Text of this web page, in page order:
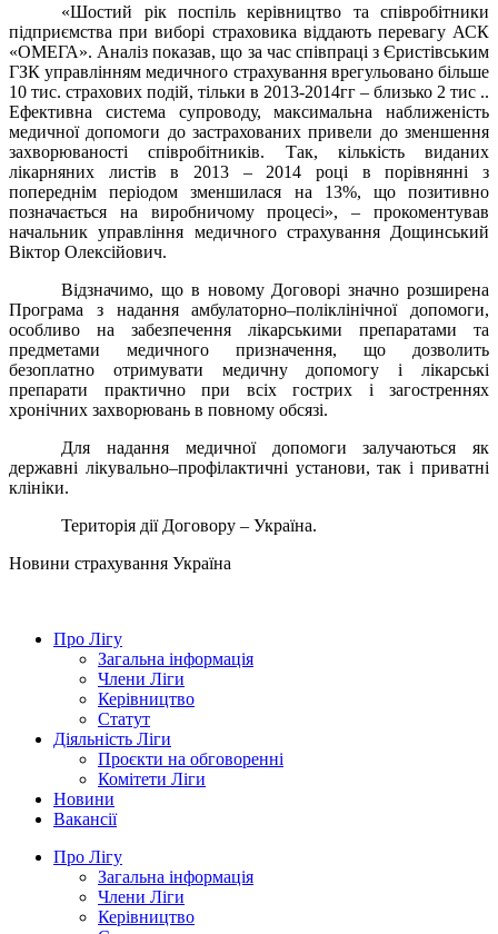
«Шостий рік поспіль керівництво та
співробітники
підприємства при виборі страховика віддають перевагу АСК
«ОМЕГА». Аналіз показав,що за час співпраці з Єристівським
ГЗК управлінням медичного страхування врегульовано більше
10 тис. страхових подій, тільки в 2013-2014гг – близько 2 тис ..
Ефективна
система супроводу,максимальна
наближеність
медичної допомоги до застрахованих привели до зменшення
захворюваності
співробітників. Так, кількість виданих
лікарняних листів
в 2013 – 2014
році в порівнянні з
попереднім
періодом зменшилася на 13%, що
позитивно
позначається
на виробничому процесі»,–
прокоментував
начальник управління медичного страхування
Дощинський
Віктор Олексійович.
Відзначимо,що в новому Договорі значно розширена
Програма
з надання амбулаторно–поліклінічної допомоги,
особливо
на забезпечення лікарськими препаратами
та
предметами
медичного призначення, що
дозволить
безоплатно
отримувати медичну допомогу і
лікарські
препарати
практично при всіх гострих
і загостреннях
хронічних захворювань в повному обсязі.
Для
надання медичної допомоги залучаються
як
державні лікувально–профілактичні установи,так і приватні
клініки.
Територія дії Договору – Україна.
Новини страхування Україна
Про Лігу
Загальна інформація
Члени Ліги
Керівництво
Статут
Діяльність Ліги
Проєкти на обговоренні
Комітети Ліги
Новини
Вакансії
Про Лігу
Загальна інформація
Члени Ліги
Керівництво